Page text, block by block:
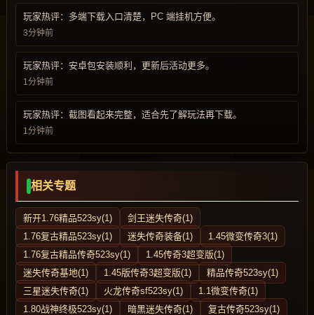
玩家热评：多端下载入口清楚，PC 端挂机方便。
3分钟前
玩家热评：安卓包安装顺利，更新后活动更多。
1分钟前
玩家热评：截图看起来完整，适合先了解玩法再下载。
1分钟前
相关专题
新开1.76精品523sy(1)
剑王迷失传奇(1)
1.76复古精品523sy(1)
迷失传奇装备(1)
1.45微变传奇3(1)
1.76复古精品传奇523sy(1)
1.45传奇3超变版(1)
迷失传奇基地(1)
1.45版传奇3超变版(1)
精品传奇523sy(1)
三星迷失传奇(1)
火龙传奇sf523sy(1)
1.1微变传奇(1)
1.80战神终极523sy(1)
暗黑迷失传奇(1)
复古传奇523sy(1)